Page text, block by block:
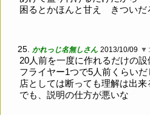
困るとかほんと甘え きついだ
25. かれっじ名無しさん 2013/10/09 ▼
20人前を一度に作れるだけの
フライヤー1つで5人前くらい
店としては断っても理解は出来
でも、説明の仕方が悪いな